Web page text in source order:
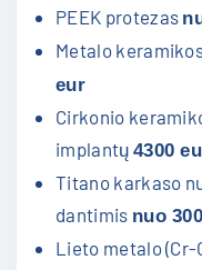
PEEK protezas
Metalo
eur
Cirkonio
implantų 4300
Titano karkaso
dantimis nuo
Lieto metalo